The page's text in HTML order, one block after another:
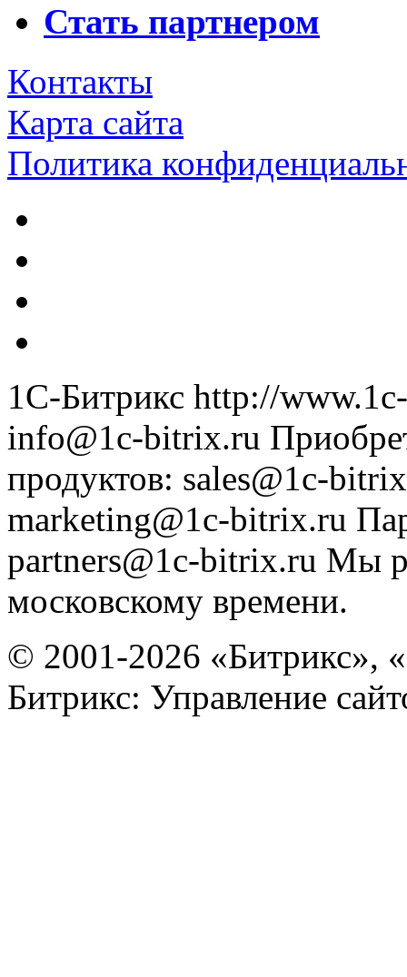
Стать партнером
Контакты
Карта сайта
Политика
1С-Битрикс http://
info@1c-bitrix.ru
продуктов: sales@1c-
marketing@1c-bitrix.ru
partners@1c-bitrix.ru Мы
московскому времени.
© 2001-2026 «Битрикс»,
Битрикс: Управление